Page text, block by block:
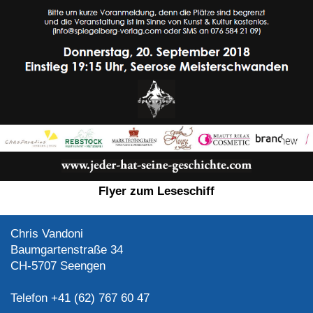
Flyer zum Leseschiff
Chris Vandoni
Baumgartenstraße 34
CH-5707 Seengen
Telefon +41 (62) 767 60 47